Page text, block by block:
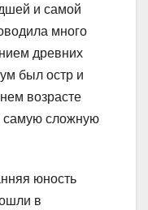
и самой
много
древних
был остр и
возрасте
самую сложную
юность
в